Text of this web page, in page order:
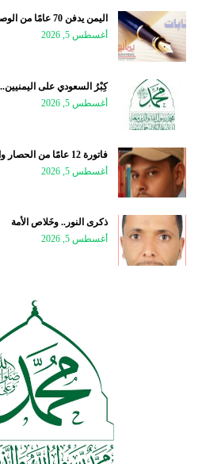
اليمن يدفن 70 عامًا من الوصاية السعودية
أغسطس 5, 2026
كِبْرُ السعودي على
أغسطس 5, 2026
فاتورة 12 عامًا من الحصار والعدوان
أغسطس 5, 2026
ذكرى النور.. وخَلاص الأمة
أغسطس 5, 2026